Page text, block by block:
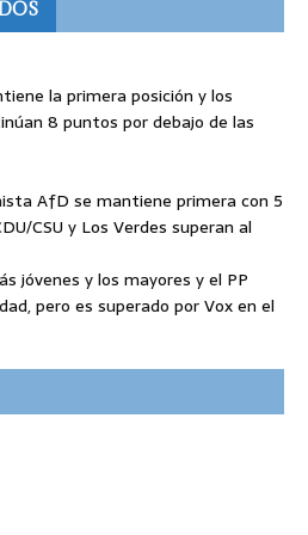
la primera posición y los
8 puntos por debajo de las
AfD se mantiene primera con 5
CSU y Los Verdes superan al
jóvenes y los mayores y el PP
pero es superado por Vox en el